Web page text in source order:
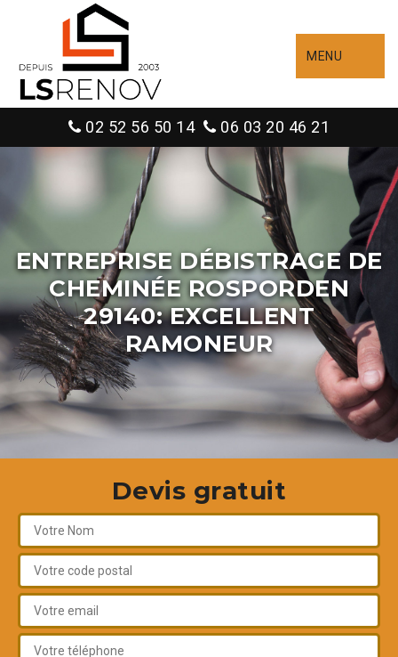
MENU
02 52 56 50 14 06 03 20 46 21
ENTREPRISE DÉBISTRAGE DE
CHEMINÉE ROSPORDEN
29140: EXCELLENT
RAMONEUR
Devis gratuit